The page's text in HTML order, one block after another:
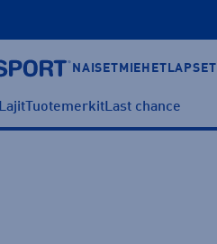
NAISET MIEHET LAPSET
LajitTuotemerkitLast chance